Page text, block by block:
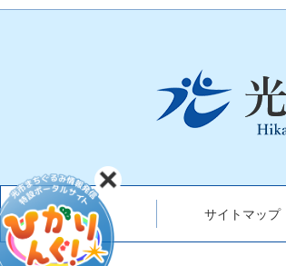
Hikari
サイトマップ